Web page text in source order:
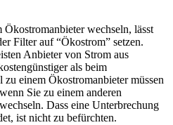
wechseln, lässt
Filter auf “Ökostrom” setzen.
Anbieter von Strom aus
als beim
einem Ökostromanbieter müssen
Sie zu einem anderen
Dass eine Unterbrechung
ist nicht zu befürchten.